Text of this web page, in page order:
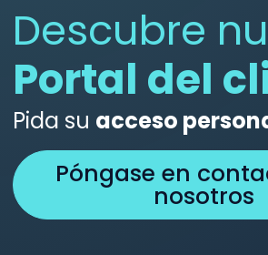
Descubre
Portal del
Pida su acceso
Póngase en
nosotros